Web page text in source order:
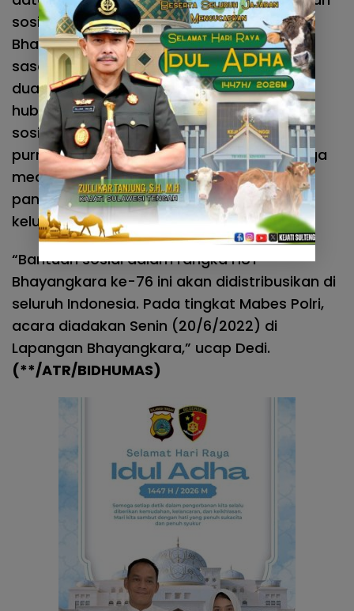
sosial 20.000 paket di Lapangan
Bhayangkara, Jakarta Selatan. Adapun
sasaran kegiatan anak yatim piatu, kaum
duafa, buruh pabrik, korban pemutusan
hubungan kerja (PHK), panti jompo, panti
sosial, panti asuhan, kaum disabilitas,
purnawirawan/warakawuri TNI-Polri, tenaga
medis, pelaku UMKM yang terdampak
pandemi, ojek pangkalan, para sopir dan
keluarga korban COVID-19.
“Bantuan sosial dalam rangka HUT
Bhayangkara ke-76 ini akan didistribusikan di
seluruh Indonesia. Pada tingkat Mabes Polri,
acara diadakan Senin (20/6/2022) di
Lapangan Bhayangkara,” ucap Dedi.
(**/ATR/BIDHUMAS)